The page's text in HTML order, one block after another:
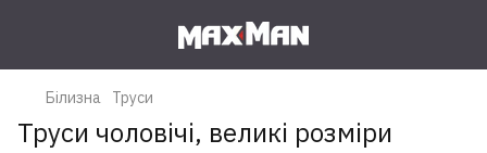
Білизна Труси
Труси чоловічі, великі розміри